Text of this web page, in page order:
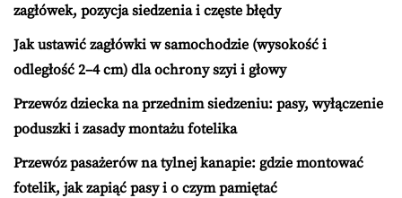
zagłówek, pozycja siedzenia i częste błędy
Jak ustawić zagłówki w samochodzie (wysokość i
odległość 2–4 cm) dla ochrony szyi i głowy
Przewóz dziecka na przednim siedzeniu: pasy, wyłączenie
poduszki i zasady montażu fotelika
Przewóz pasażerów na tylnej kanapie: gdzie montować
fotelik, jak zapiąć pasy i o czym pamiętać